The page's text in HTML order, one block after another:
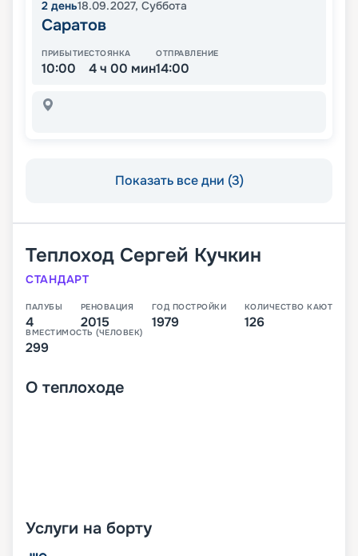
2 день18.09.2027, Суббота
Саратов
ПРИБЫТИЕ
10:00
СТОЯНКА
4 ч 00 мин
ОТПРАВЛЕНИЕ
14:00
Показать все дни (3)
Теплоход Сергей Кучкин
СТАНДАРТ
ПАЛУБЫ
4
РЕНОВАЦИЯ
2015
ГОД ПОСТРОЙКИ
1979
КОЛИЧЕСТВО КАЮТ
126
ВМЕСТИМОСТЬ (ЧЕЛОВЕК)
299
О теплоходе
Услуги на борту